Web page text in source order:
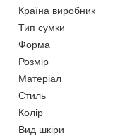
Країна виробник
Тип сумки
Форма
Розмір
Матеріал
Стиль
Колір
Вид шкіри